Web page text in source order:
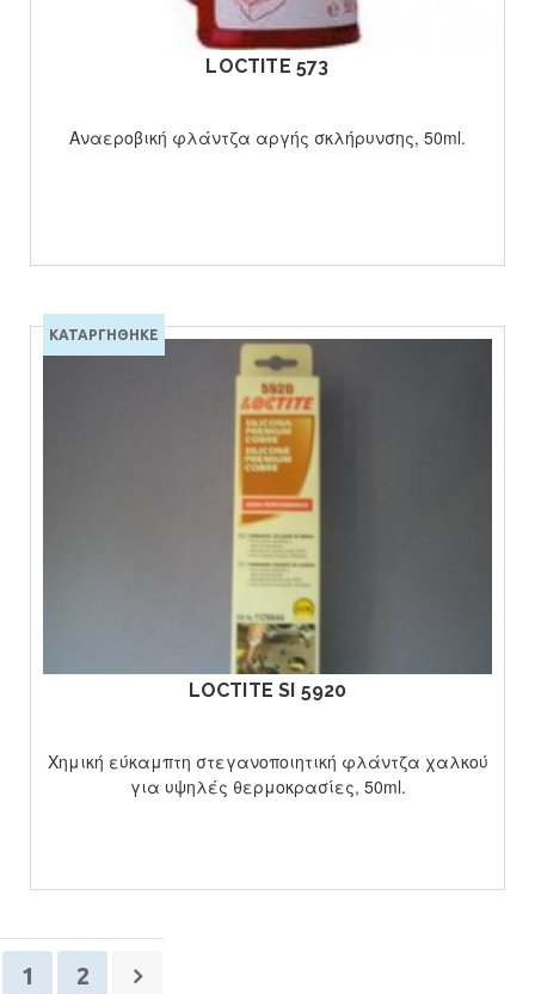
LOCTITE 573
Αναεροβική φλάντζα αργής σκλήρυνσης, 50ml.
ΔΕΙΤΕ ΤΟ ΠΡΟΙΟΝ
ΚΑΤΑΡΓΗΘΗΚΕ
LOCTITE SI 5920
Χημική εύκαμπτη στεγανοποιητική φλάντζα χαλκού
για υψηλές θερμοκρασίες, 50ml.
1 2